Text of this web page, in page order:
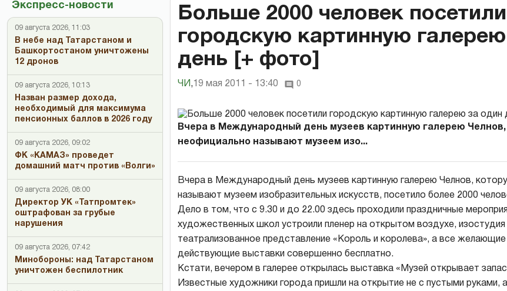
Экспресс-новости
09 августа 2026, 11:03
В небе над Татарстаном и
Башкортостаном уничтожены
12 дронов
09 августа 2026, 10:13
Назван размер дохода,
необходимый для максимума
пенсионных баллов в 2026 году
09 августа 2026, 09:02
ФК «КАМАЗ» проведет
домашний матч против «Волги»
09 августа 2026, 08:00
Директор УК «Татпромтек»
оштрафован за грубые
нарушения
09 августа 2026, 07:42
Минобороны: над Татарстаном
уничтожен беспилотник
Больше 2000 человек посетили
городскую картинную
день [+ фото]
ЧИ , 19 мая 2011 - 13:40 0
Вчера в Международный день музеев картинную галерею
неофициально называют музеем изо...
Вчера в Международный день музеев картинную галерею Челнов,
называют музеем изобразительных искусств, посетило более 2000
Дело в том, что с 9.30 и до 22.00 здесь проходили праздничные
художественных школ устроили пленер на открытом воздухе, изостудия
театрализованное представление «Король и королева», а все желающие
действующие выставки совершенно бесплатно.
Кстати, вечером в галерее открылась выставка «Музей открывает
Известные художники города пришли на открытие не с пустыми руками,